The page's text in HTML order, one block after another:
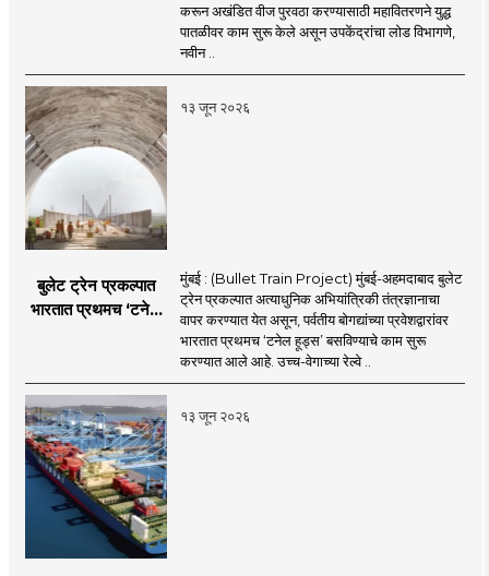
उपाययोजना
करून अखंडित वीज पुरवठा करण्यासाठी महावितरणने युद्ध
पातळीवर काम सुरू केले असून उपकेंद्रांचा लोड विभागणे,
नवीन ..
१३ जून २०२६
बुलेट ट्रेन प्रकल्पात
भारतात प्रथमच ‘टनेल
आवाजावर
नियंत्रण;प्रवास अधिक
सुरक्षित व आरामदायी
होणार
मुंबई : (Bullet Train Project) मुंबई-अहमदाबाद बुलेट
ट्रेन प्रकल्पात अत्याधुनिक अभियांत्रिकी तंत्रज्ञानाचा
वापर करण्यात येत असून, पर्वतीय बोगद्यांच्या प्रवेशद्वारांवर
भारतात प्रथमच ‘टनेल हूड्स’ बसविण्याचे काम सुरू
करण्यात आले आहे. उच्च-वेगाच्या रेल्वे ..
१३ जून २०२६